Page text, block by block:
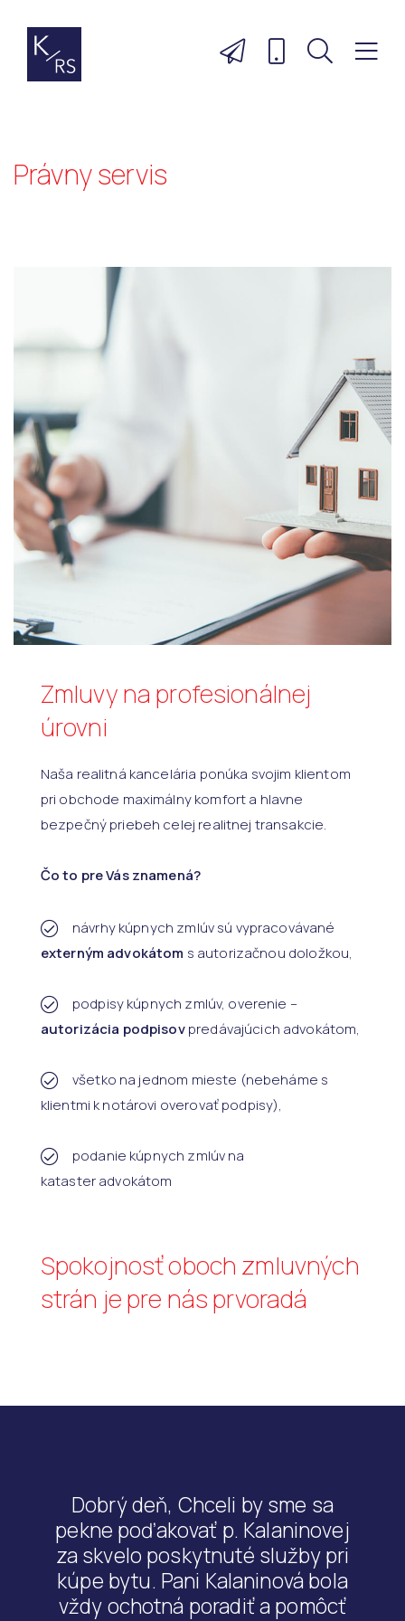
Právny servis
Zmluvy na profesionálnej
úrovni
Naša realitná kancelária ponúka svojim klientom
pri obchode maximálny komfort a hlavne
bezpečný priebeh celej realitnej transakcie.
Čo to pre Vás znamená?
návrhy kúpnych zmlúv sú vypracovávané
externým advokátom s autorizačnou doložkou,
podpisy kúpnych zmlúv, overenie –
autorizácia podpisovpredávajúcich advokátom,
všetko na jednom mieste (nebeháme s
klientmi k notárovi overovať podpisy),
podanie kúpnych zmlúv na
kataster advokátom
Spokojnosť oboch zmluvných
strán je pre nás prvoradá
Dobrý deň, Chceli by sme sa
pekne poďakovať p. Kalaninovej
za skvelo poskytnuté služby pri
kúpe bytu. Pani Kalaninová bola
vždy ochotná poradiť a pomôcť